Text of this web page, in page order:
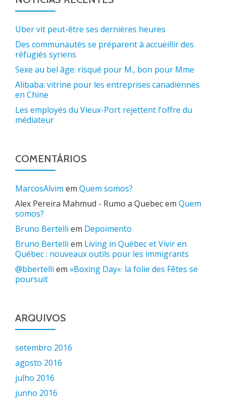
Uber vit peut-être ses dernières heures
Des communautés se préparent à accueillir des
réfugiés syriens
Sexe au bel âge: risqué pour M., bon pour Mme
Alibaba: vitrine pour les entreprises canadiennes
en Chine
Les employés du Vieux-Port rejettent l'offre du
médiateur
COMENTÁRIOS
MarcosAlvim em Quem somos?
Alex Pereira Mahmud - Rumo a Quebecem Quem
somos?
Bruno Bertelli em Depoimento
Bruno Bertelli em Living in Québec et Vivir en
Québec : nouveaux outils pour les immigrants
@bbertelli em «Boxing Day»: la folie des Fêtes se
poursuit
ARQUIVOS
setembro 2016
agosto 2016
julho 2016
junho 2016